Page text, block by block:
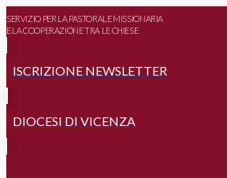
SERVIZIO PER LA PASTORALE MISSIONARIA
E LA COOPERAZIONE TRA LE CHIESE
ISCRIZIONE NEWSLETTER
DIOCESI DI VICENZA